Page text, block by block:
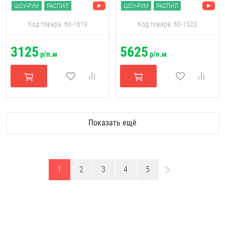
ШОУ-РУМ РАСПИЛ
Код товара: 60-1619
3125 р/п.м
ШОУ-РУМ РАСПИЛ
Код товара: 60-1523
5625 р/п.м
Показать ещё
1 2 3 4 5